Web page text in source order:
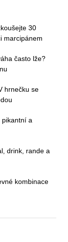
30
marcipánem
často lže?
hrnečku se
pikantní a
drink, rande a
kombinace